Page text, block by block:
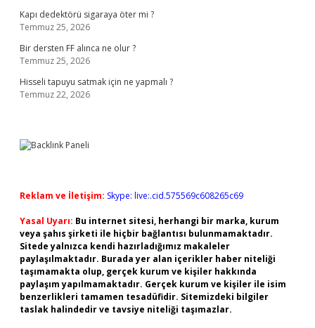
Kapı dedektörü sigaraya öter mi ?
Temmuz 25, 2026
Bir dersten FF alınca ne olur ?
Temmuz 25, 2026
Hisseli tapuyu satmak için ne yapmalı ?
Temmuz 22, 2026
Reklam ve İletişim: Skype: live:.cid.575569c608265c69
Yasal Uyarı: Bu internet sitesi, herhangi bir marka, kurum
veya şahıs şirketi ile hiçbir bağlantısı bulunmamaktadır.
Sitede yalnızca kendi hazırladığımız makaleler
paylaşılmaktadır. Burada yer alan içerikler haber niteliği
taşımamakta olup, gerçek kurum ve kişiler hakkında
paylaşım yapılmamaktadır. Gerçek kurum ve kişiler ile isim
benzerlikleri tamamen tesadüfidir. Sitemizdeki bilgiler
taslak halindedir ve tavsiye niteliği taşımazlar.